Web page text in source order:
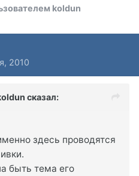
koldun
2010
сказал:
здесь проводятся
быть тема его